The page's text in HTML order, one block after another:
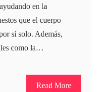
en la
que el cuerpo
sí solo. Además,
como la…
Read More